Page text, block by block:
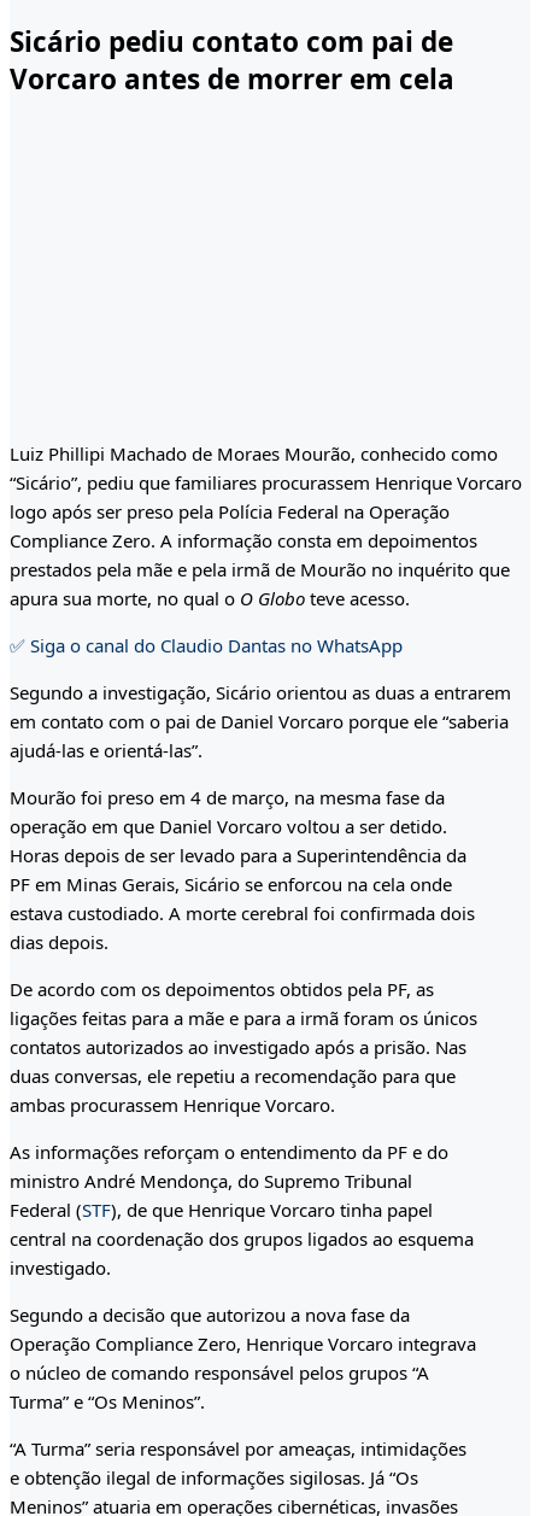
Sicário pediu contato com pai de
Vorcaro antes de morrer em cela
Luiz Phillipi Machado de Moraes Mourão, conhecido como
“Sicário”, pediu que familiares procurassem Henrique Vorcaro
logo após ser preso pela Polícia Federal na Operação
Compliance Zero. A informação consta em depoimentos
prestados pela mãe e pela irmã de Mourão no inquérito que
apura sua morte, no qual o O Globo teve acesso.
✅ Siga o canal do Claudio Dantas no WhatsApp
Segundo a investigação, Sicário orientou as duas a entrarem
em contato com o pai de Daniel Vorcaro porque ele “saberia
ajudá-las e orientá-las”.
Mourão foi preso em 4 de março, na mesma fase da
operação em que Daniel Vorcaro voltou a ser detido.
Horas depois de ser levado para a Superintendência da
PF em Minas Gerais, Sicário se enforcou na cela onde
estava custodiado. A morte cerebral foi confirmada dois
dias depois.
De acordo com os depoimentos obtidos pela PF, as
ligações feitas para a mãe e para a irmã foram os únicos
contatos autorizados ao investigado após a prisão. Nas
duas conversas, ele repetiu a recomendação para que
ambas procurassem Henrique Vorcaro.
As informações reforçam o entendimento da PF e do
ministro André Mendonça, do Supremo Tribunal
Federal (STF), de que Henrique Vorcaro tinha papel
central na coordenação dos grupos ligados ao esquema
investigado.
Segundo a decisão que autorizou a nova fase da
Operação Compliance Zero, Henrique Vorcaro integrava
o núcleo de comando responsável pelos grupos “A
Turma” e “Os Meninos”.
“A Turma” seria responsável por ameaças, intimidações
e obtenção ilegal de informações sigilosas. Já “Os
Meninos” atuaria em operações cibernéticas, invasões